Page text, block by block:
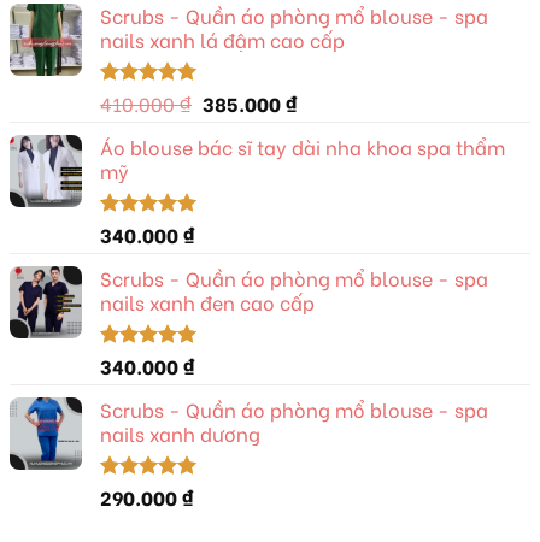
Scrubs - Quần áo phòng mổ blouse - spa
nails xanh lá đậm cao cấp
Được xếp
5 sao
410.000₫ Giá
là:
385.000₫Giá
tại
Áo blouse bác sĩ tay dài nha khoa spa thẩm
mỹ
Được xếp
hạng 5.00
5 sao
340.000₫
Scrubs - Quần áo phòng mổ blouse - spa
nails xanh đen cao cấp
Được xếp
hạng 5.00
5 sao
340.000₫
Scrubs - Quần áo phòng mổ blouse - spa
nails xanh dương
Được xếp
hạng5.00
290.000₫